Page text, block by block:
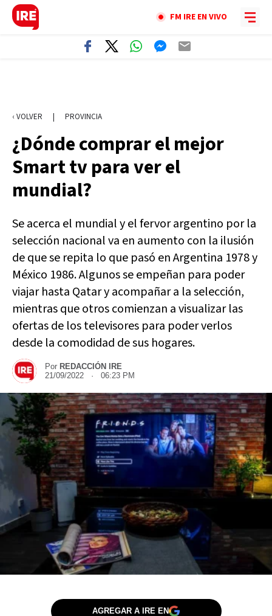
FM IRE EN VIVO
‹ VOLVER | PROVINCIA
¿Dónde comprar el mejor
Smart tv para ver el
mundial?
Se acerca el mundial y el fervor argentino por la
selección nacional va en aumento con la ilusión
de que se repita lo que pasó en Argentina 1978 y
México 1986. Algunos se empeñan para poder
viajar hasta Qatar y acompañar a la selección,
mientras que otros comienzan a visualizar las
ofertas de los televisores para poder verlos
desde la comodidad de sus hogares.
Por REDACCIÓN IRE
21/09/2022 · 06:23 PM
AGREGAR A IRE EN